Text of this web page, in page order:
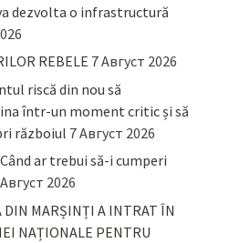
dezvolta o infrastructură
REBELE 7 Август 2026
riscă din nou să
într-un moment critic și să
războiul 7 Август 2026
ar trebui să-i cumperi
2026
DIN MARȘINȚI A INTRAT ÎN
NAȚIONALE PENTRU